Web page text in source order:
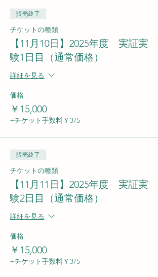
販売終了
チケットの種類
【11月10日】2025年度 実証実
験1日目（通常価格）
詳細を見る
価格
￥15,000
+チケット手数料￥375
販売終了
チケットの種類
【11月11日】2025年度 実証実
験2日目（通常価格）
詳細を見る
価格
￥15,000
+チケット手数料￥375